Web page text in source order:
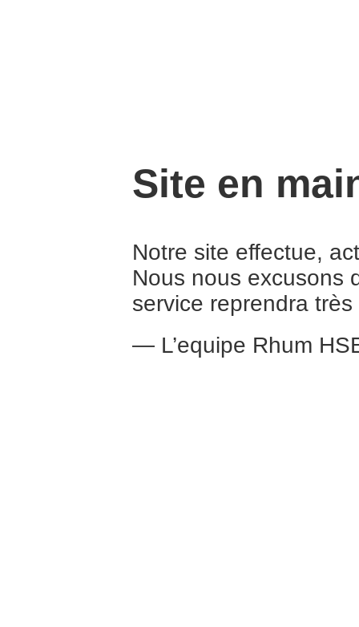
Site en
Notre site effectue,
Nous nous excusons
service reprendra
— L’equipe Rhum